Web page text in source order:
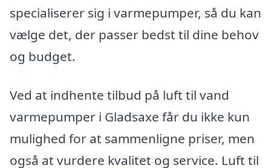
specialiserer sig i varmepumper, så du kan
vælge det, der passer bedst til dine behov
og budget.
Ved at indhente tilbud på luft til vand
varmepumper i Gladsaxe får du ikke kun
mulighed for at sammenligne priser, men
også at vurdere kvalitet og service. Luft til